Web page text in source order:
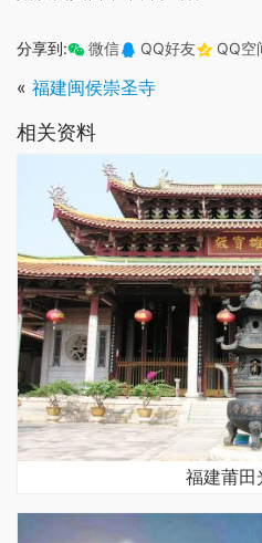
分享到: 微信 QQ好友 QQ空
« 福建闽侯崇圣寺
相关资料
福建莆田